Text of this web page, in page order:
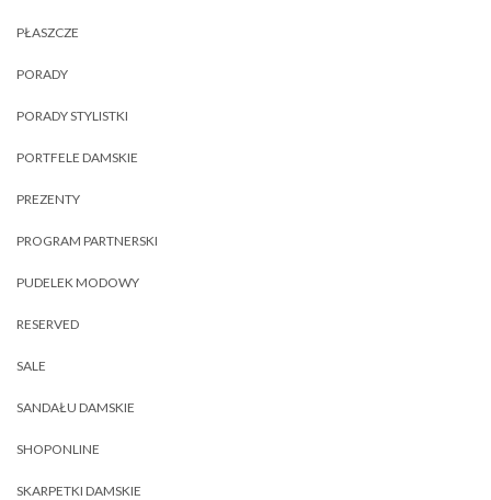
PŁASZCZE
PORADY
PORADY STYLISTKI
PORTFELE DAMSKIE
PREZENTY
PROGRAM PARTNERSKI
PUDELEK MODOWY
RESERVED
SALE
SANDAŁU DAMSKIE
SHOPONLINE
SKARPETKI DAMSKIE